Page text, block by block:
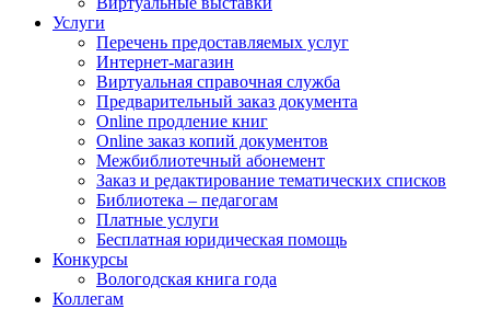
Услуги
Перечень предоставляемых услуг
Интернет-магазин
Виртуальная справочная служба
Предварительный заказ документа
Online продление книг
Online заказ копий документов
Межбиблиотечный абонемент
Заказ и редактирование тематических списков
Библиотека – педагогам
Платные услуги
Бесплатная юридическая помощь
Конкурсы
Вологодская книга года
Коллегам